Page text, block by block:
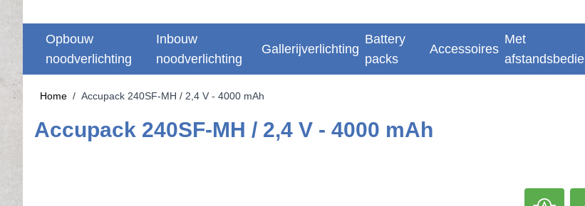
Opbouw
noodverlichting
Inbouw
noodverlichting
Gallerijverlichting
Battery
packs
Accessoires
Met
Home / Accupack 240SF-MH / 2,4 V - 4000 mAh
Accupack 240SF-MH / 2,4 V - 4000 mAh